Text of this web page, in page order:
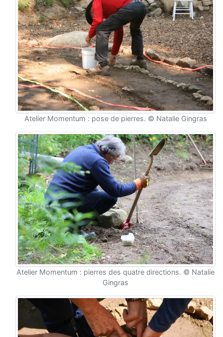
Atelier Momentum : pose de pierres. © Natalie Gingras
Atelier Momentum : pierres des quatre directions. © Natalie
Gingras